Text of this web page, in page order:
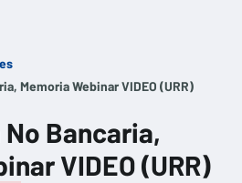
Memoria Webinar VIDEO (URR)
Bancaria,
VIDEO (URR)